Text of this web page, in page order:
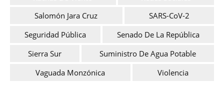
Salomón Jara Cruz
SARS-CoV-2
Seguridad Pública
Senado De La República
Sierra Sur
Suministro De Agua Potable
Vaguada Monzónica
Violencia